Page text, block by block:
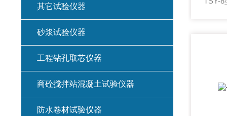
其它试验仪器
砂浆试验仪器
工程钻孔取芯仪器
商砼搅拌站混凝土试验仪器
防水卷材试验仪器